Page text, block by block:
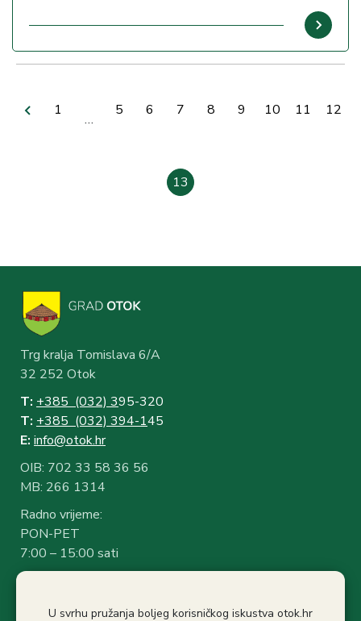
PreviousFirst
1
…
Stranica
5 Stranica
6 Stranica
7 Stranica
8 Stranica
9 Stranica
10 Stranica
11 12
Current
page
13
Trg kralja Tomislava 6/A
32 252 Otok
T: +385 (032) 395-320
T: +385 (032) 394-145
E: info@otok.hr
OIB: 702 33 58 36 56
MB: 266 1314
Radno vrijeme:
PON-PET
7:00 – 15:00 sati
U svrhu pružanja boljeg korisničkog iskustva otok.hr